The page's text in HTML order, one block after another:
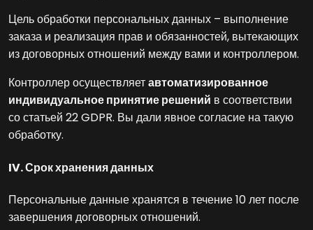
Цель обработки персональных данных – выполнение
заказа и реализация прав и обязанностей, вытекающих
из договорных отношений между вами и контроллером.
Контроллер осуществляетавтоматизированное
индивидуальное принятие решений в соответствии
со статьей 22 GDPR. Вы дали явное согласие на такую
обработку.
IV. Срок хранения данных
Персональные данные хранятся в течение 10 лет после
завершения договорных отношений.